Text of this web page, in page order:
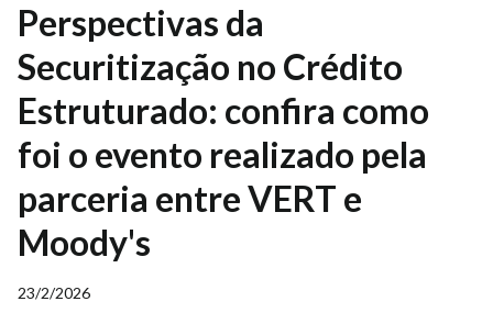
Perspectivas da
Securitização no Crédito
Estruturado: confira como
foi o evento realizado pela
parceria entre VERT e
Moody's
23/2/2026